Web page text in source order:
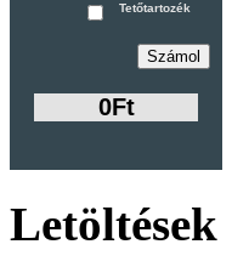
Tetőtartozék
0Ft
Letöltések